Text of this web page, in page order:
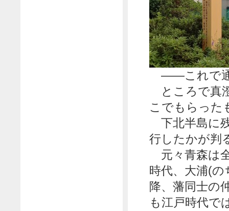
――これで通
ところで真
こでもらった
下北半島に
行したかが判
元々青森は
時代、大浦(
降、藩同士の
も江戸時代で